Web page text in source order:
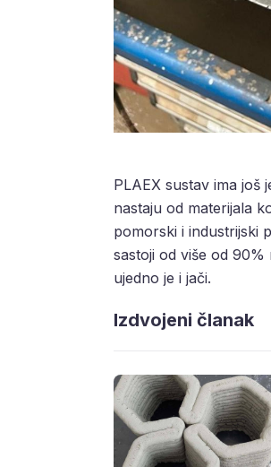
PLAEX sustav ima
nastaju od materijala
pomorski i industrijski
sastoji od više od
ujedno je i jači.
Izdvojeni članak